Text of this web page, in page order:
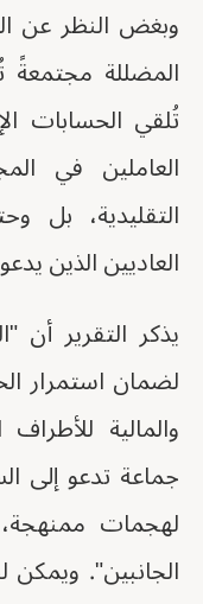
وبغض النظر عن
المضللة
تُلقي الحسابات
العاملين في
التقليدية، بل
العاديين الذين
يذكر التقرير أن
لضمان استمرار
والمالية
جماعة تدعو إلى
لهجمات ممنهجة،
الجانبين".